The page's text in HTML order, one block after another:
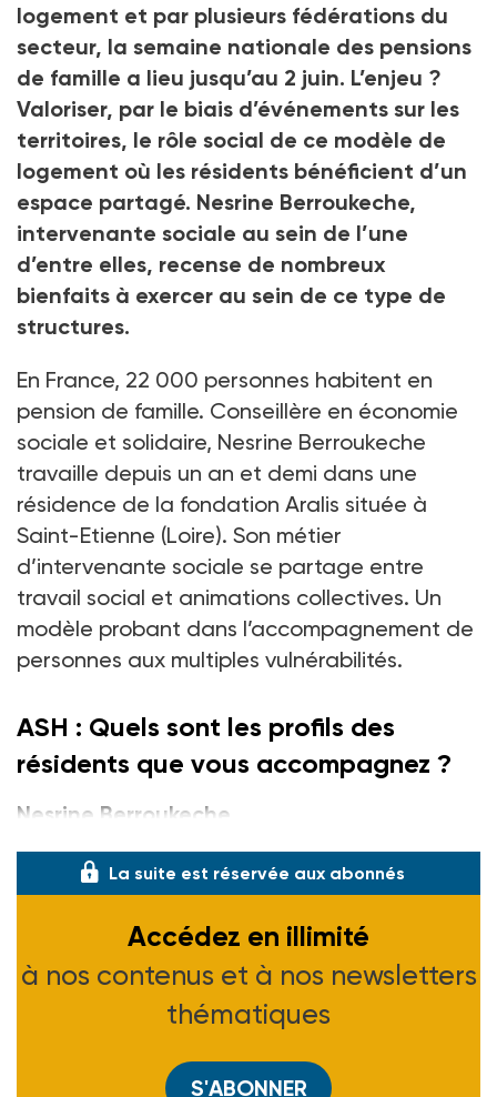
logement et par plusieurs fédérations du
secteur, la semaine nationale des pensions
de famille a lieu jusqu’au 2 juin. L’enjeu ?
Valoriser, par le biais d’événements sur les
territoires, le rôle social de ce modèle de
logement où les résidents bénéficient d’un
espace partagé. Nesrine Berroukeche,
intervenante sociale au sein de l’une
d’entre elles, recense de nombreux
bienfaits à exercer au sein de ce type de
structures.
En France, 22 000 personnes habitent en
pension de famille. Conseillère en économie
sociale et solidaire, Nesrine Berroukeche
travaille depuis un an et demi dans une
résidence de la fondation Aralis située à
Saint-Etienne (Loire). Son métier
d’intervenante sociale se partage entre
travail social et animations collectives. Un
modèle probant dans l’accompagnement de
personnes aux multiples vulnérabilités.
ASH : Quels sont les profils des
résidents que vous accompagnez ?
Nesrine Berroukeche
La suite est réservée aux abonnés
Accédez en illimité
à nos contenus et à nos newsletters
thématiques
S'ABONNER